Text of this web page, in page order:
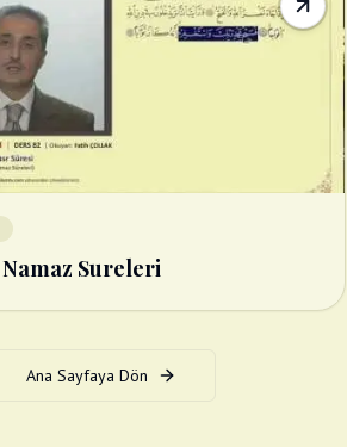
Sureleri
Ana Sayfaya Dön